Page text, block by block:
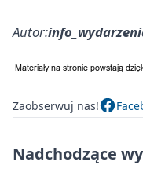
Autor:
Zaobserwuj nas!
Nadchodzące